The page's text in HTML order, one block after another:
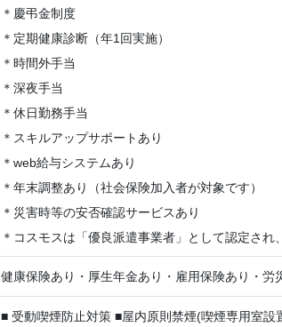
＊慶弔金制度
＊定期健康診断（年1回実施）
＊時間外手当
＊深夜手当
＊休日勤務手当
＊スキルアップサポートあり
＊web給与システムあり
＊年末調整あり（社会保険加入者が対象です）
＊災害時等の安否確認サービスあり
＊コスモスは「優良派遣事業者」として認定さ
健康保険あり・厚生年金あり・雇用保険あり・労
■ 受動喫煙防止対策 ■屋内原則禁煙(喫煙専用室